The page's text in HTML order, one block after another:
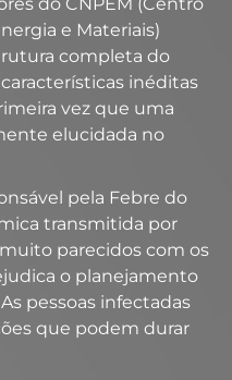
e Materiais)
completa do
inéditas
vez que uma
elucidada no
pela Febre do
transmitida por
parecidos com os
o planejamento
pessoas infectadas
que podem durar